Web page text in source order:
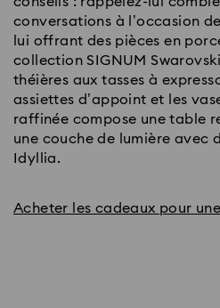
conversations à l’occasion
lui offrant des pièces en
collection SIGNUM
théières aux tasses à
assiettes d’appoint et les
raffinée compose une table
une couche de lumière avec
Idyllia.
Acheter les cadeaux pour